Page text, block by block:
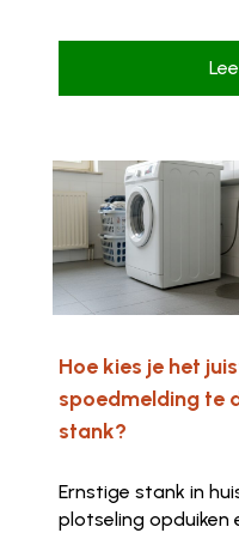
Hoe kies je het
spoedmelding te
stank?
Ernstige stank in
plotseling opduiken